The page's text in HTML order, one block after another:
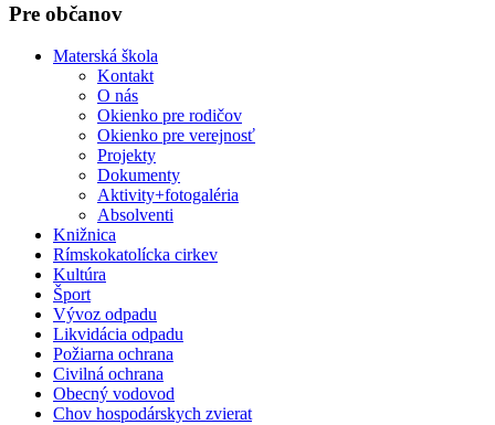
Pre občanov
Materská škola
Kontakt
O nás
Okienko pre rodičov
Okienko pre verejnosť
Projekty
Dokumenty
Aktivity+fotogaléria
Absolventi
Knižnica
Rímskokatolícka cirkev
Kultúra
Šport
Vývoz odpadu
Likvidácia odpadu
Požiarna ochrana
Civilná ochrana
Obecný vodovod
Chov hospodárskych zvierat